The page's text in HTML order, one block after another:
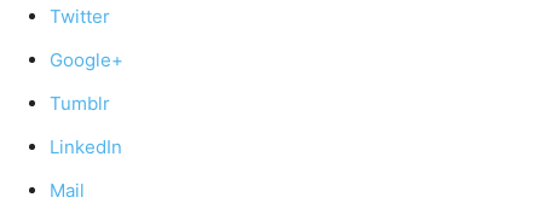
Twitter
Google+
Tumblr
LinkedIn
Mail